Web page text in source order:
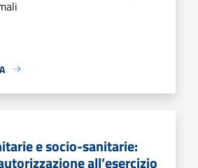
e socio-sanitarie:
all’esercizio